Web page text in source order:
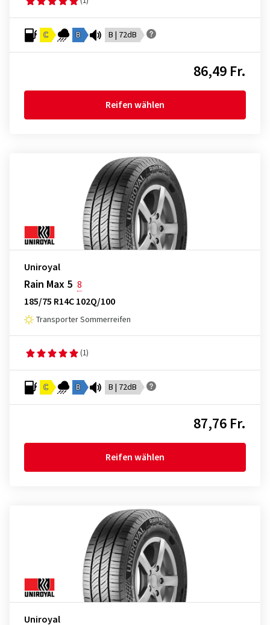
C B B | 72dB
86,49 Fr.
Reifen wählen
Uniroyal
Rain Max 5 8
185/75 R14C 102Q/100
Transporter Sommerreifen
(1)
C B B | 72dB
87,76 Fr.
Reifen wählen
Uniroyal